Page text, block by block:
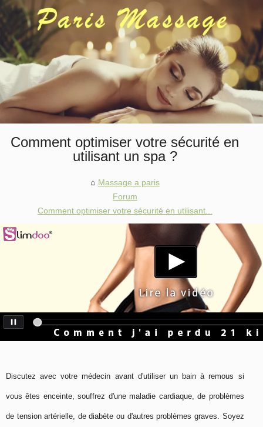
Comment optimiser votre sécurité en
utilisant un spa ?
Massage a paris
Forum
Comment optimiser votre sécurité en utilisant...
Discutez avec votre médecin avant d'utiliser un bain à remous si
vous êtes enceinte, souffrez d'une maladie cardiaque, de problèmes
de tension artérielle, de diabète ou d'autres problèmes graves. Soyez